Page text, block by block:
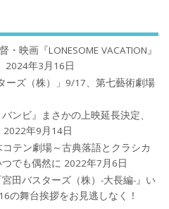
映画『LONESOME VACATION』
2024年3月16日
ーズ（株）」9/17、第七藝術劇場
ンビ』まさかの上映延長決定、
2022年9月14日
テン劇場～古典落語とクラシカ
でも偶然に 2022年7月6日
田バスターズ（株）-大長編-』い
の舞台挨拶をお見逃しなく！